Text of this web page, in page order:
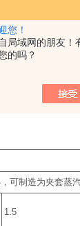
您！
局域网的朋友！
的吗？
、接收装置、
供用户订货时
）。
2
可制造为夹套蒸
1.5